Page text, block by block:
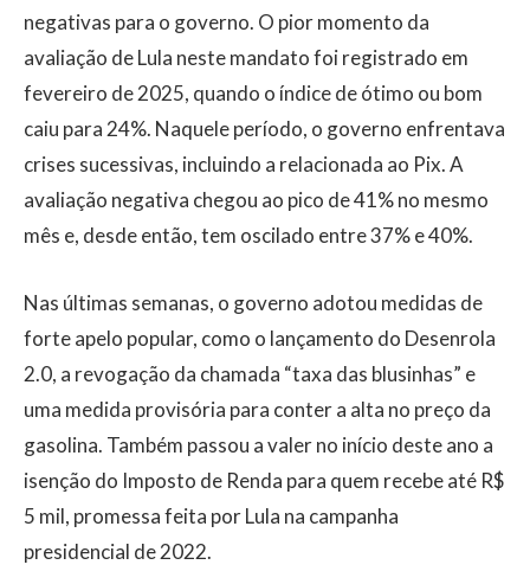
negativas para o governo. O pior momento da
avaliação de Lula neste mandato foi registrado em
fevereiro de 2025, quando o índice de ótimo ou bom
caiu para 24%. Naquele período, o governo enfrentava
crises sucessivas, incluindo a relacionada ao Pix. A
avaliação negativa chegou ao pico de 41% no mesmo
mês e, desde então, tem oscilado entre 37% e 40%.
Nas últimas semanas, o governo adotou medidas de
forte apelo popular, como o lançamento do Desenrola
2.0, a revogação da chamada “taxa das blusinhas” e
uma medida provisória para conter a alta no preço da
gasolina. Também passou a valer no início deste ano a
isenção do Imposto de Renda para quem recebe até R$
5 mil, promessa feita por Lula na campanha
presidencial de 2022.